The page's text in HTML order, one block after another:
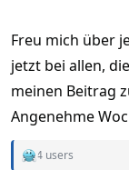
Freu mich über
jetzt bei allen,
meinen Beitrag
Angenehme
R
4 users